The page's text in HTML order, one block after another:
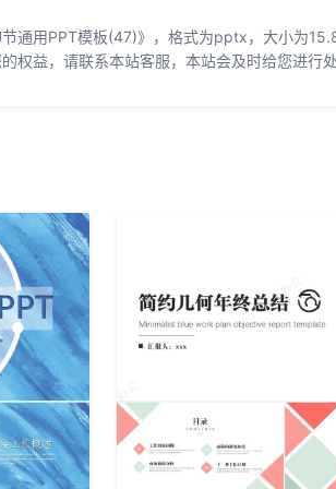
通用PPT模板(47)》，格式为pptx，大小为
权益，请联系本站客服，本站会及时给您进行处